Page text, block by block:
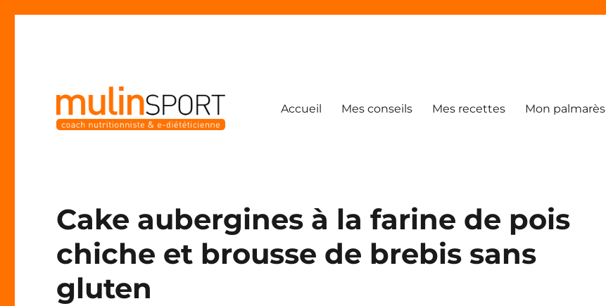
Accueil Mes conseils Mes recettes Mon palmarès
Cake aubergines à la farine de pois
chiche et brousse de brebis sans
gluten